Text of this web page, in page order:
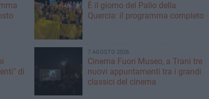
È il giorno del Palio della
Quercia: il programma completo
di
7 AGOSTO 2026
Cinema Fuori Museo, a Trani tre
nuovi appuntamenti tra i grandi
classici del cinema